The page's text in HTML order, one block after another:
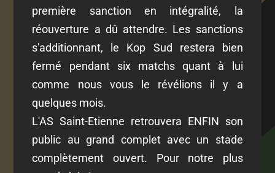
première sanction en intégralité, la
réouverture a dû attendre. Les sanctions
s'additionnant, le Kop Sud restera bien
fermé pendant six matchs quant à lui
comme nous vous le révélions il y a
quelques mois.
L'AS Saint-Etienne retrouvera ENFIN son
public au grand complet avec un stade
complètement ouvert. Pour notre plus